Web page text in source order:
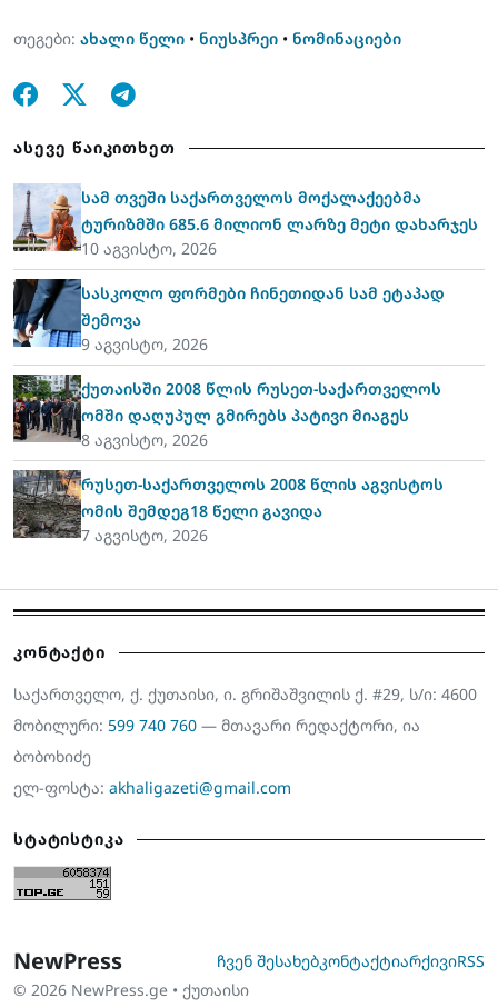
თეგები: ახალი წელი • ნიუსპრეი • ნომინაციები
ასევე წაიკითხეთ
სამ თვეში საქართველოს მოქალაქეებმა
ტურიზმში 685.6 მილიონ ლარზე მეტი დახარჯეს
10 აგვისტო, 2026
სასკოლო ფორმები ჩინეთიდან სამ ეტაპად
შემოვა
9 აგვისტო, 2026
ქუთაისში 2008 წლის რუსეთ-საქართველოს
ომში დაღუპულ გმირებს პატივი მიაგეს
8 აგვისტო, 2026
რუსეთ-საქართველოს 2008 წლის აგვისტოს
ომის შემდეგ18 წელი გავიდა
7 აგვისტო, 2026
კონტაქტი
საქართველო, ქ. ქუთაისი, ი. გრიშაშვილის ქ. #29, ს/ი: 4600
მობილური: 599 740 760 — მთავარი რედაქტორი, ია
ბობოხიძე
ელ-ფოსტა: akhaligazeti@gmail.com
სტატისტიკა
NewPress ჩვენ შესახებკონტაქტიარქივიRSS
© 2026 NewPress.ge • ქუთაისი